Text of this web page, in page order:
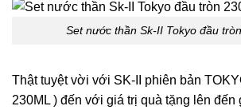
Set nước thần Sk-II Tokyo đầu
Thật tuyệt vời với SK-II phiên bản
230ML ) đến với giá trị quà tặng lên đến